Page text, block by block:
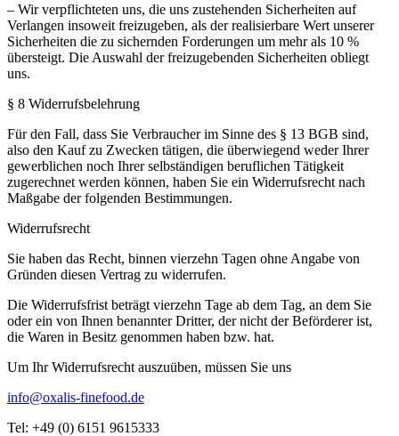
– Wir verpflichteten uns, die uns zustehenden Sicherheiten auf
Verlangen insoweit freizugeben, als der realisierbare Wert unserer
Sicherheiten die zu sichernden Forderungen um mehr als 10 %
übersteigt. Die Auswahl der freizugebenden Sicherheiten obliegt
uns.
§ 8 Widerrufsbelehrung
Für den Fall, dass Sie Verbraucher im Sinne des § 13 BGB sind,
also den Kauf zu Zwecken tätigen, die überwiegend weder Ihrer
gewerblichen noch Ihrer selbständigen beruflichen Tätigkeit
zugerechnet werden können, haben Sie ein Widerrufsrecht nach
Maßgabe der folgenden Bestimmungen.
Widerrufsrecht
Sie haben das Recht, binnen vierzehn Tagen ohne Angabe von
Gründen diesen Vertrag zu widerrufen.
Die Widerrufsfrist beträgt vierzehn Tage ab dem Tag, an dem Sie
oder ein von Ihnen benannter Dritter, der nicht der Beförderer ist,
die Waren in Besitz genommen haben bzw. hat.
Um Ihr Widerrufsrecht auszuüben, müssen Sie uns
info@oxalis-finefood.de
Tel: +49 (0) 6151 9615333